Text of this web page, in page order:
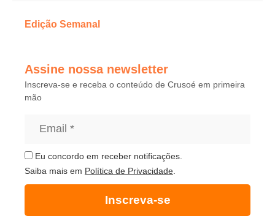
Edição Semanal
Assine nossa newsletter
Inscreva-se e receba o conteúdo de Crusoé em primeira
mão
Eu concordo em receber notificações.
Saiba mais em Política de Privacidade
Inscreva-se